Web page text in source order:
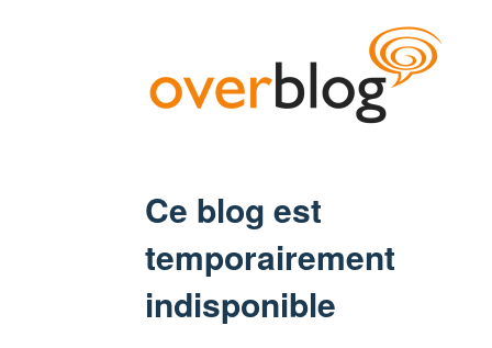
Ce blog est
temporairement
indisponible